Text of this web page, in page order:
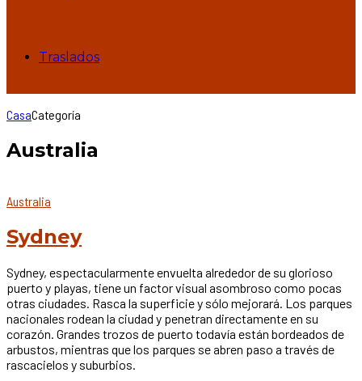
Traslados
CasaCategoría
Australia
Australia
Sydney
Sydney, espectacularmente envuelta alrededor de su glorioso
puerto y playas, tiene un factor visual asombroso como pocas
otras ciudades. Rasca la superficie y sólo mejorará. Los parques
nacionales rodean la ciudad y penetran directamente en su
corazón. Grandes trozos de puerto todavía están bordeados de
arbustos, mientras que los parques se abren paso a través de
rascacielos y suburbios.